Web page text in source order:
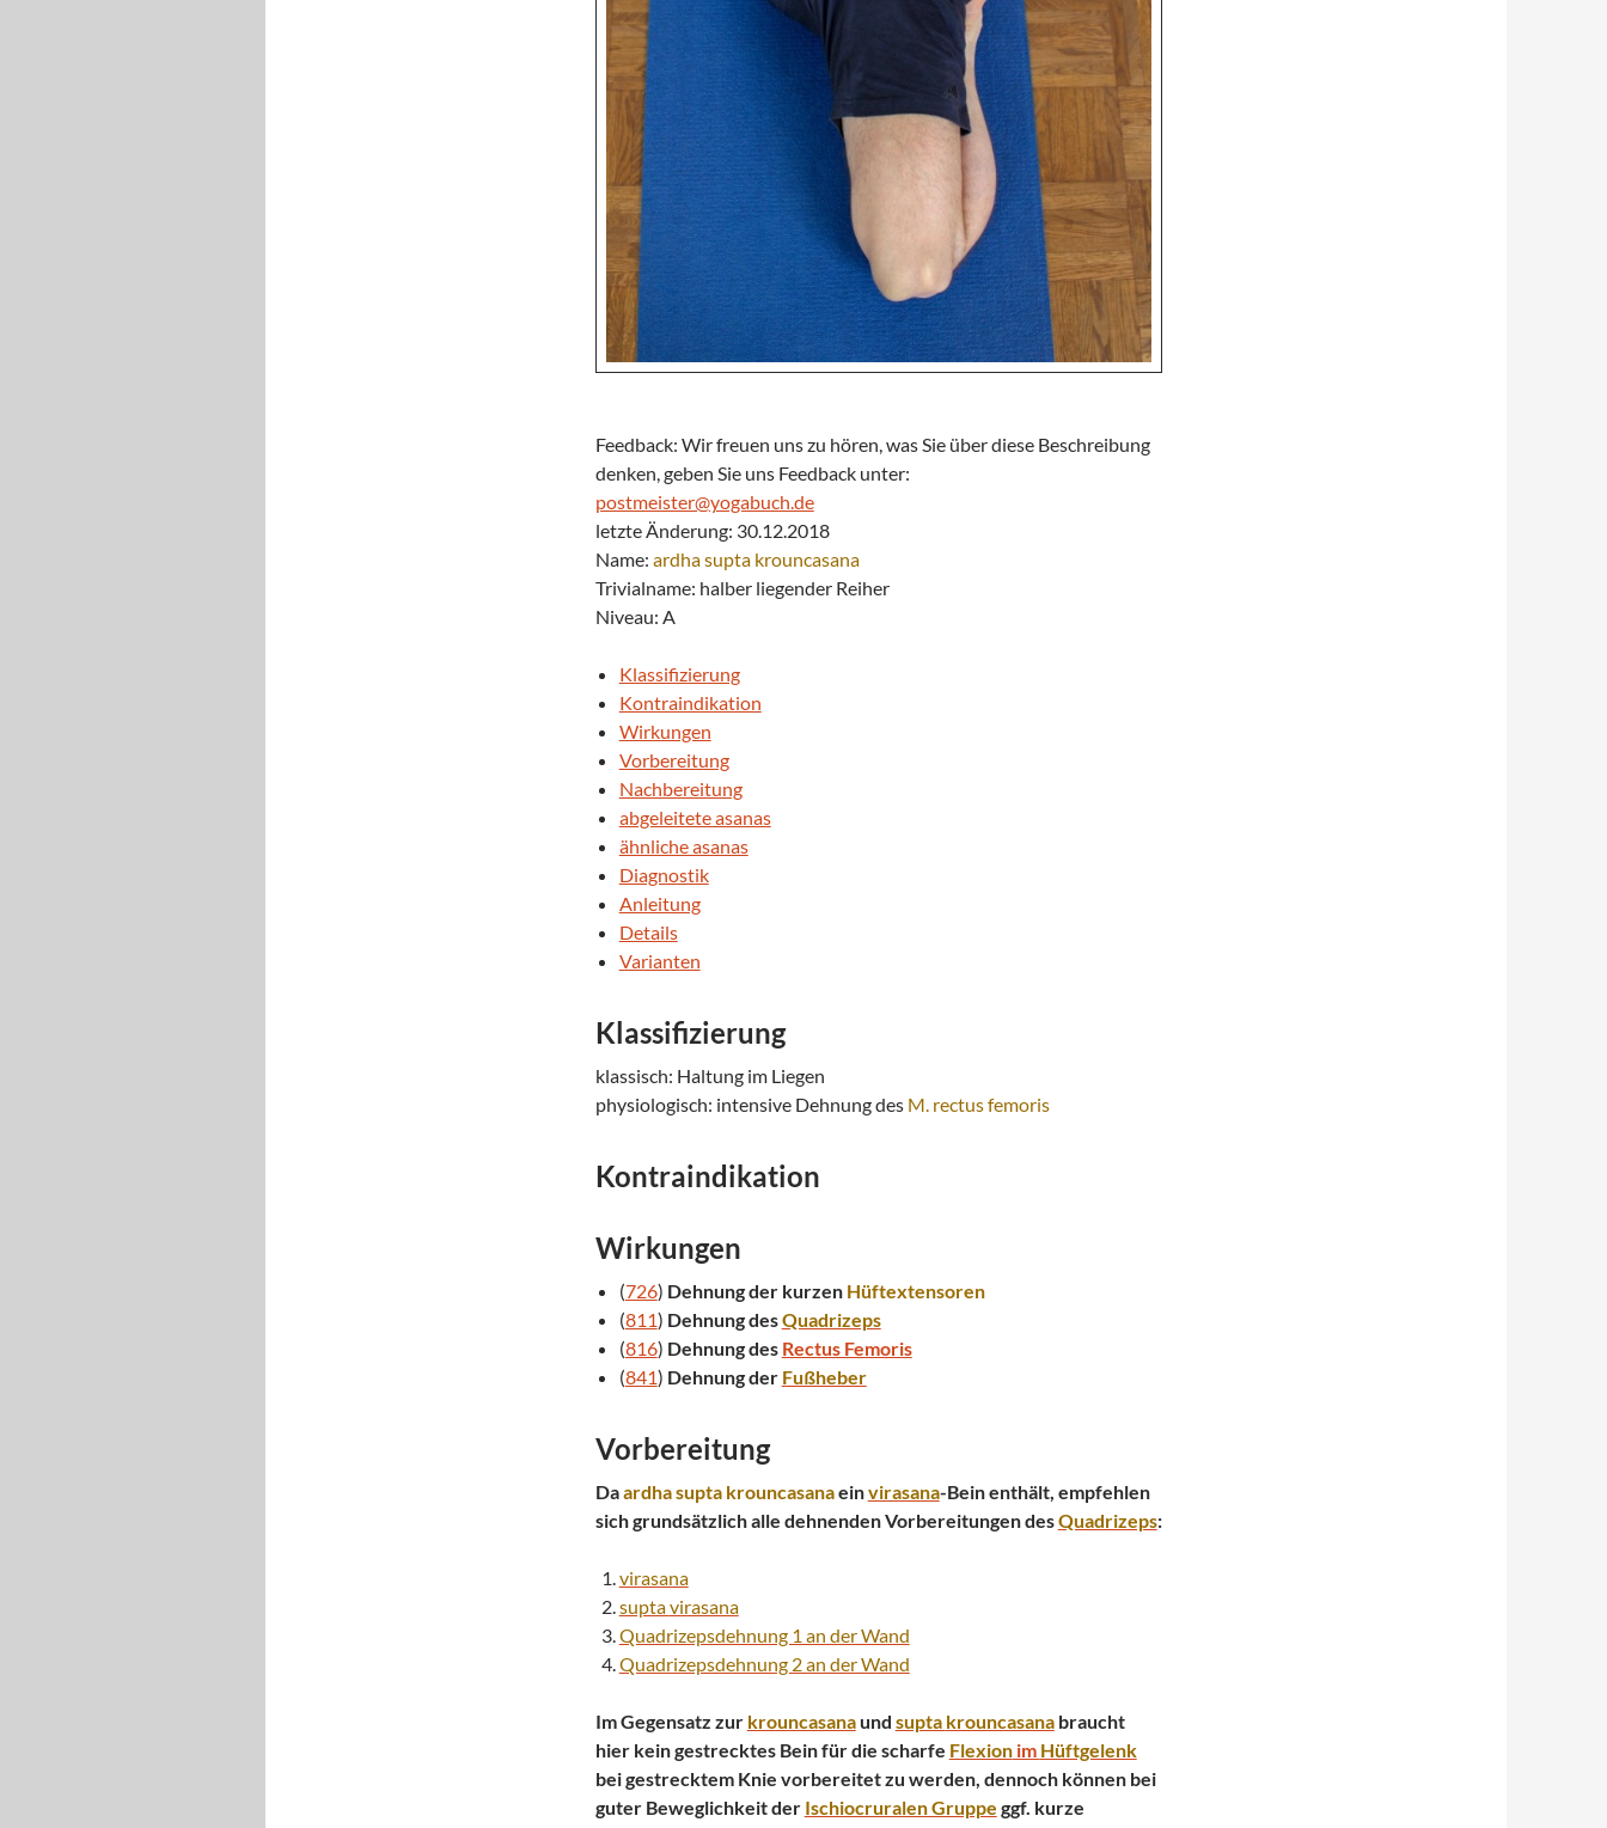
Feedback: Wir freuen uns zu hören, was Sie über diese Beschreibung
denken, geben Sie uns Feedback unter:
postmeister@yogabuch.de
letzte Änderung: 30.12.2018
Name: ardhasupta krouncasana
Trivialname: halber liegender Reiher
Niveau: A
Klassifizierung
Kontraindikation
Wirkungen
Vorbereitung
Nachbereitung
abgeleitete asanas
ähnliche asanas
Diagnostik
Anleitung
Details
Varianten
Klassifizierung
klassisch: Haltung im Liegen
physiologisch: intensive Dehnung des M. rectus femoris
Kontraindikation
Wirkungen
(726) Dehnung der kurzen Hüftextensoren
(811) Dehnung desQuadrizeps
(816) Dehnung des Rectus Femoris
(841) Dehnung der Fußheber
Vorbereitung
Daardhasupta krouncasanaeinvirasana-Bein enthält, empfehlen
sich grundsätzlich alle dehnenden Vorbereitungen desQuadrizeps:
virasana
suptavirasana
Quadrizepsdehnung 1 an der Wand
Quadrizepsdehnung 2 an der Wand
Im Gegensatz zur krouncasanaund supta krouncasanabraucht
hier kein gestrecktes Bein für die scharfe Flexionim Hüftgelenk
bei gestrecktem Knie vorbereitet zu werden, dennoch können bei
guter Beweglichkeit der Ischiocruralen Gruppe ggf. kurze